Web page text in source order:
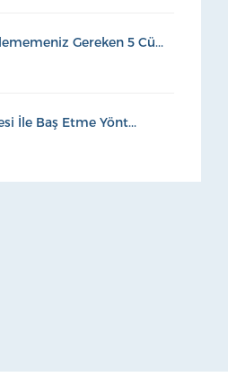
Gereken 5 Cü...
İle Baş Etme Yönt...